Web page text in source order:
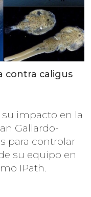
contra caligus
su impacto en la
Gallardo-
para controlar
su equipo en
IPath.